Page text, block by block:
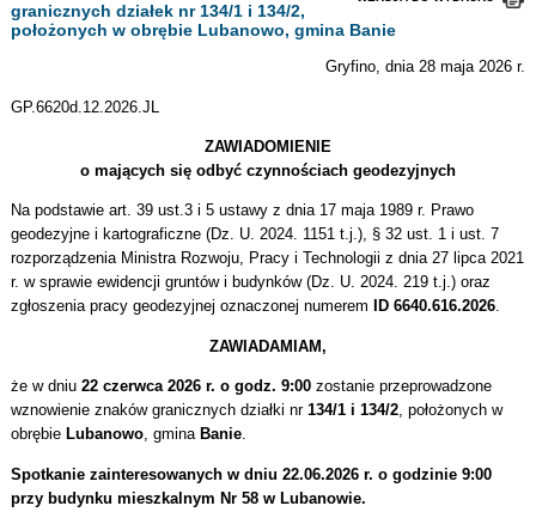
granicznych działek nr 134/1 i 134/2,
położonych w obrębie Lubanowo, gmina Banie
Gryfino, dnia 28 maja 2026 r.
GP.6620d.12.2026.JL
ZAWIADOMIENIE
o mających się odbyć czynnościach geodezyjnych
Na podstawie art. 39 ust.3 i 5 ustawy z dnia 17 maja 1989 r. Prawo
geodezyjne i kartograficzne (Dz. U. 2024. 1151 t.j.), § 32 ust. 1 i ust. 7
rozporządzenia Ministra Rozwoju, Pracy i Technologii z dnia 27 lipca 2021
r. w sprawie ewidencji gruntów i budynków (Dz. U. 2024. 219 t.j.) oraz
zgłoszenia pracy geodezyjnej oznaczonej numerem
ID 6640.616.2026.
ZAWIADAMIAM,
że w dniu 22 czerwca 2026 r. o godz. 9:00zostanie przeprowadzone
wznowienie znaków granicznych działki nr 134/1 i 134/2, położonych w
obrębie Lubanowo, gmina Banie.
Spotkanie zainteresowanych w dniu 22.06.2026 r. o godzinie 9:00
przy budynku mieszkalnym Nr 58 w Lubanowie.